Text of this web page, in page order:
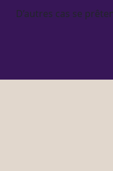
D’autres cas se